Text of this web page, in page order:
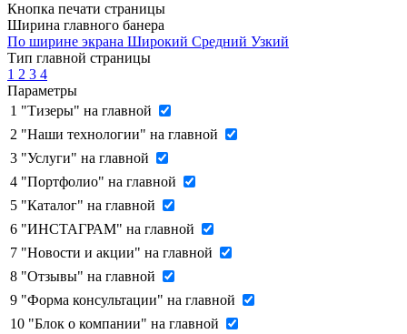
Кнопка печати страницы
Ширина главного банера
По ширине экрана Широкий Средний Узкий
Тип главной страницы
1 2 3 4
Параметры
1 "Тизеры" на главной
2 "Наши технологии" на главной
3 "Услуги" на главной
4 "Портфолио" на главной
5 "Каталог" на главной
6 "ИНСТАГРАМ" на главной
7 "Новости и акции" на главной
8 "Отзывы" на главной
9 "Форма консультации" на главной
10 "Блок о компании" на главной